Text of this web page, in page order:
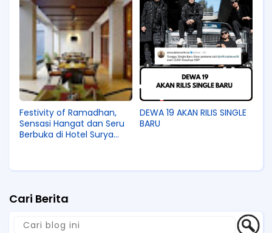
Festivity of Ramadhan,
Sensasi Hangat dan Seru
Berbuka di Hotel Surya
DEWA 19 AKAN RILIS SINGLE
BARU
Cari Berita